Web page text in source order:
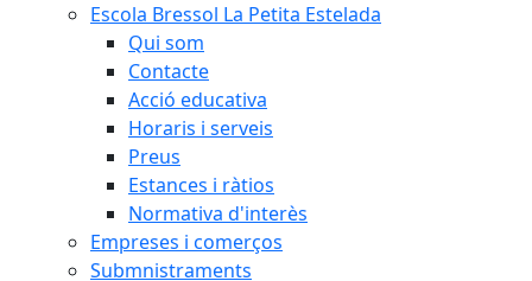
Escola Bressol La Petita Estelada
Qui som
Contacte
Acció educativa
Horaris i serveis
Preus
Estances i ràtios
Normativa d'interès
Empreses i comerços
Submnistraments